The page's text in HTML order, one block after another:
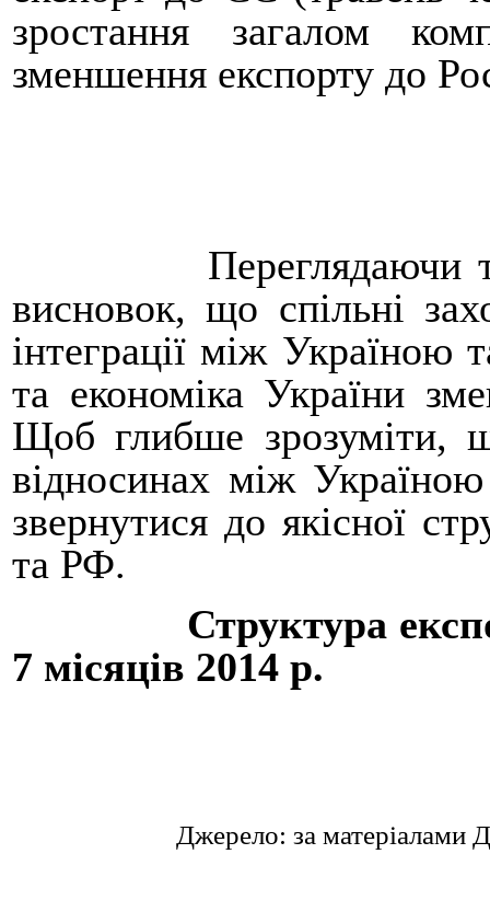
зростання загалом
зменшення експорту до
Переглядаючи
висновок, що спільні
інтеграції між Україною
та економіка України
Щоб глибше зрозуміти,
відносинах між
звернутися до якісної
та РФ.
Структура
7 місяців 2014 р.
Джерело: за матеріалами